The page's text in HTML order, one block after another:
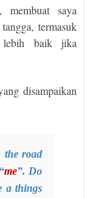
membuat saya
termasuk
lebih baik jika
disampaikan
the road
me”. Do
a things